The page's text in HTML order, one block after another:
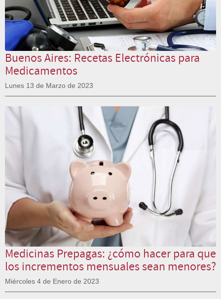
Buenos Aires: Recetas Electrónicas para
Medicamentos
Lunes 13 de Marzo de 2023
Medicinas Prepagas: ¿cómo hacer para que
los incrementos mensuales sean menores?
Miércoles 4 de Enero de 2023